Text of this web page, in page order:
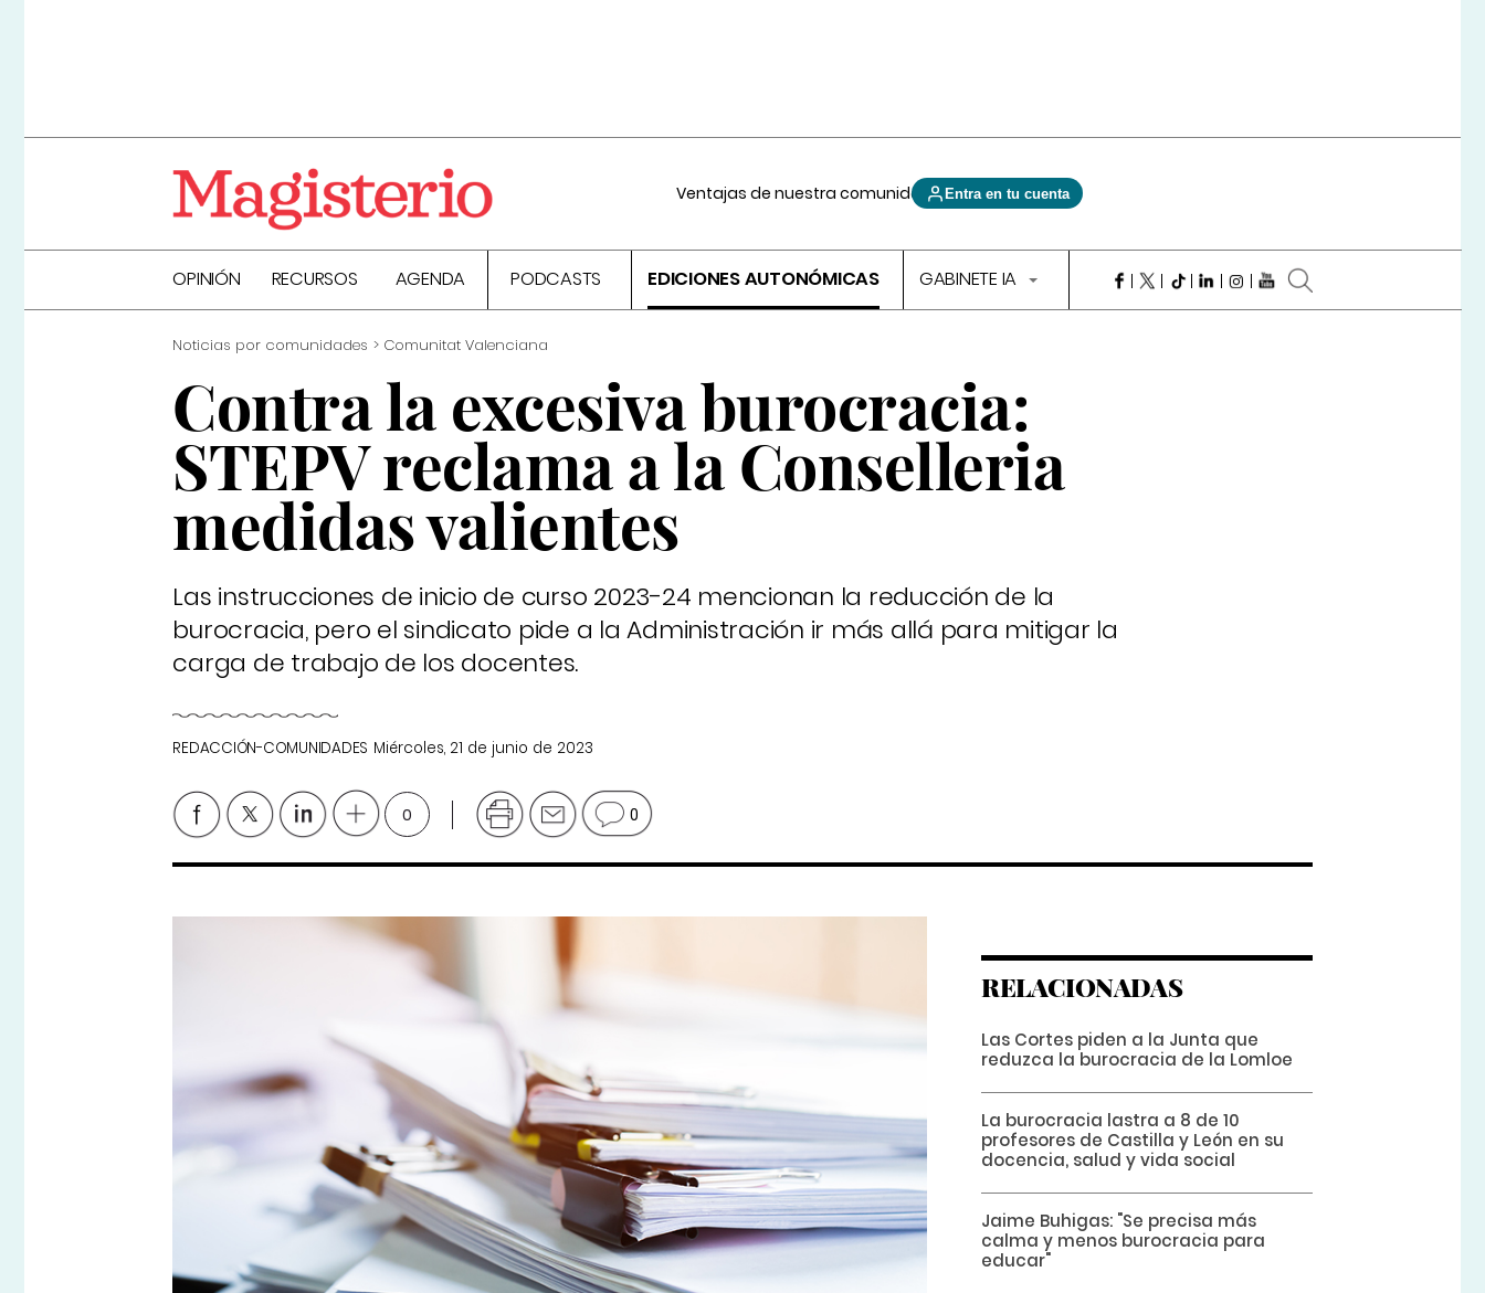
Ventajas de nuestra comunidad Entra en tu cuenta
OPINIÓN RECURSOS AGENDA PODCASTS EDICIONES AUTONÓMICAS GABINETE IA
Noticias por comunidades Comunitat Valenciana
Contra la excesiva burocracia:
STEPV reclama a la Conselleria
medidas valientes
Las instrucciones de inicio de curso 2023-24 mencionan la reducción de la
burocracia, pero el sindicato pide a la Administración ir más allá para mitigar la
carga de trabajo de los docentes.
REDACCIÓN-COMUNIDADES Miércoles, 21 de junio de 2023
0 0
RELACIONADAS
Las Cortes piden a la Junta que
reduzca la burocracia de la Lomloe
La burocracia lastra a 8 de 10
profesores de Castilla y León en su
docencia, salud y vida social
Jaime Buhigas: "Se precisa más
calma y menos burocracia para
educar"